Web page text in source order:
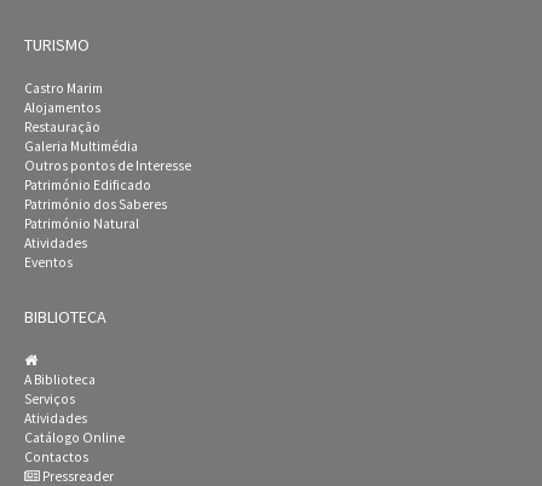
TURISMO
Castro Marim
Alojamentos
Restauração
Galeria Multimédia
Outros pontos de Interesse
Património Edificado
Património dos Saberes
Património Natural
Atividades
Eventos
BIBLIOTECA
A Biblioteca
Serviços
Atividades
Catálogo Online
Contactos
Pressreader